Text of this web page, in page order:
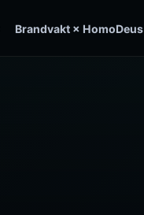
Brandvakt × HomoDeus